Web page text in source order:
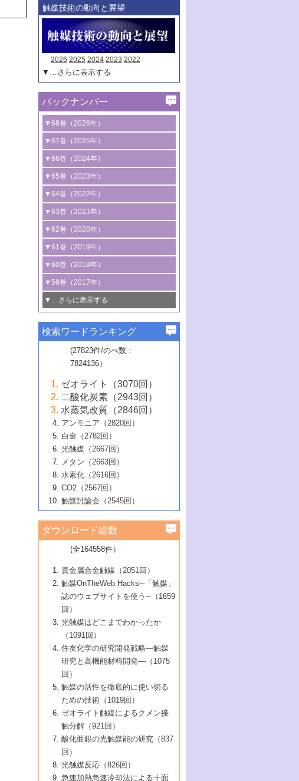
触媒技術の動向と展望
2026 2025 2024 2023 2022
▼…さらに表示する
バックナンバー
▼68巻（2026年）
1号 過酸化水素合成に関する研究動向
2号 コンピューター技術により加速する
触媒開発
3号 有機分子変換やCO 資源化のための
光触媒に関する最近の研究
B号 第137回触媒討論会（2026年）
▼67巻（2025年）
1号 CO
水素化によるグリーン燃料/グリ
ーンケミカル製造
2号 水素製造のための水分解技術に関す
る最近の研究
3号 オレフィン系樹脂の精密合成に関す
る最新技術
4号 アルコール類の効率的変換を実現す
る非貴金属触媒の研究動向
5号 ゼオライトの合成と応用における研
究動向
6号 ヘテロ接合界面
B号 第135回触媒討論会（2025年）
▼66巻（2024年）
1号 低次元ナノ構造を有する触媒材料
2号 規制反応場を活用した固体触媒研究
の新展開
3号 未踏分子変換を目指した酸化触媒プ
ロセスの最前線
4号 シンクロトロン放射光および中性子
線を利用した触媒解析技術の最先端
5号 単原子触媒
6号 参照触媒委員会からのお知らせ
B号 第133回触媒討論会（2023年）
▼65巻（2023年）
1号 炭素が関わる触媒機能
2号 プラスチックケミカルリサイクルの
ための触媒技術
3号 非酸化物系金属化合物を基盤とした
触媒材料の開発
4号 格子酸素・格子酸素欠陥を利用した
触媒反応
5号 生体触媒によるエネルギー変換反応
6号 窒素とリンの循環のための触媒・機
能性材料
▼64巻（2022年）
1号 合成ガス製造とCOを用いるケミカル
ズ合成の最新動向
2号 化学品合成のための合金触媒開発
3号 CO の排出削減および有効活用のた
めの触媒技術
4号 若手による情報発信企画～とびたて
若き触媒の研究者たち～（1）
若き触媒の研究者たち～（2）
6号 石油のノーブル・ユースを志向した
触媒技術
大学：オンライン・対面開催）
▼63巻（2021年）
1号 金触媒の新展開
2号 ペロブスカイト
3号 特殊反応場を利用した触媒的分子変
換反応
4号 多孔質材料を用いた触媒の新展開
5号 情報学的手法を用いた触媒開発
6号 カーボンニュートラルに向けた電解
技術
B号 第127回触媒討論会（2021年・オン
ライン開催(Zoom)のみ）
▼62巻（2020年）
1号 触媒設計を拓く欠陥構造のキャラク
タリゼーション
2号 機能化学品製造に資するクリーンな
触媒的酸化反応
3号 水処理のための触媒化学
4号 光触媒を用いた水分解の最新の研究
動向
5号 次世代の触媒プロセスを支えるマイ
6号 メタン転換技術の最新動向
B号 第125回触媒討論会（2020年・工学
院大学）
▼61巻（2019年）
1号 物質移動制御に着目した触媒プロセ
ス開発
2号 CO2 フリー水素サプライチェーンに
関わる触媒開発動向
3号 精密高分子合成に関する最近の研究
動向
4号 バイオマス化成品製造のための触媒
5号 固体触媒による含窒素有機化合物変
換の最前線
6号 貴金属使用量低減に向けた自動車排
ガス浄化触媒の開発
B号 第123回触媒討論会（2019年・大阪
▼60巻（2018年）
1号 固体酸触媒の最新の研究動向
2号 二酸化炭素からの有用化学品合成
3号 ナノ粒子・クラスター触媒の最前線
4号 60周年記念企画
5号 進化するゼオライト合成技術
6号 非貴金属系触媒における電気化学的
B号 第121回触媒討論会（2018年・東京
大学）
▼59巻（2017年）
1号 いたるところに，触媒
最先端技術
3号 無機分離膜材料の開発と触媒反応プ
ロセスへの適用
5号 水素のふるまいを解き明かす最先端
研究
6号 低級アルカンの有効利用のための触
媒技術
B号 第119回触媒討論会（2017年・首都
大学東京）
▼…さらに表示する
1号 ユニークな構造の高分子を生み出す触
2号 リグニンからの化成品製造に向けた触
媒技術
3号 触媒研究の最先端～とびたて若き研究
者たち～（1）
4号 触媒研究の最先端～とびたて若き研究
者たち～（2）
5号 触媒研究の最先端～とびたて若き研究
者たち～（3）
6号 イオニクス材料と燃料電池・電解合成
の最新の研究動向
B号 第117回触媒討論会（2016年・大阪府
立大学）
▼57巻（2015年）
1号 水素キャリアにかかわる触媒技術の新
2号 石油精製用触媒の最近の進展
3号 固体酸化物形燃料電池（SOFC）におけ
るアノード触媒上での燃料直接改質技術
4号 コアシェル構造の制御による触媒機能
5号 工業触媒およびその周辺技術の最近の
進歩
6号 ナノシート
B号 第115回触媒討論会（2015年・成蹊大
▼56巻（2014年）
2号 光触媒反応機構に関する最新の研究動
向
開発動向
4号 人工光合成に向けた近年のアプローチ
5号 未利用熱エネルギーの有効活用に貢献
する触媒技術
6号 ポリオキソメタレート
B号 第113回触媒討論会（2014年・ロワジ
ールホテル豊橋）
1号 高耐久性燃料電池システム用触媒にお
ける新展開
2号 リビングラジカル重合の最近の動向
3号 天然ガスの化学工業的展開に関する触
媒技術
4号 貴金属触媒の精密構造制御とその活用
5号 バイオマス化成品製造のための固体触
6号 ナノ空間─吸着状態解析から新機能開拓
B号 第111回触媒討論会（2013年・関西大
▼54巻（2012年）
1号 規則性多孔体の利用技術における最近
の進歩
2号 第109回触媒討論会
3号 貴金属低減技術の最新動向
4号 貴金属代替技術の最新動向
5号 光触媒による物質変換反応の新展開
6号 グラフェン
7号 水素を利用する化成品合成の新潮流
▼53巻（2011年）
1号 金属学から見る合金触媒の新展開
2号 第107回触媒討論会
3号 触媒のその場観察法の進歩（１）
4号 触媒のその場観察法の進歩（２）
5号 不活性結合の触媒的活性化による有機
合成
6号 新しい固体酸触媒技術
7号 ゼオライト合成における最近の進歩
▼52巻（2010年）
1号 触媒の劣化対策と長寿命触媒開発
2号 第105回触媒討論会
3号 ナノ構造が拓く新機能
4号 活性サイトおよびその環境の精密な設
計による触媒の高機能化
5号 触媒を有効に使うための技術
7号 有機分子触媒による精密有機合成
8号 高機能化ポリオレフィンに向けた重合
触媒の最近の進展
1号 炭素材料－熱い注目を集める材料－
2号 第103回触媒討論会
3号 環境浄化用光触媒の現状と課題
4号 水素社会の実現に向けた水素製造・貯
蔵技術の進歩
5号 CO2が関わる触媒・材料
7号 持続可能社会実現のための触媒および
触媒関連技術
▼50巻（2008年）
1号 触媒化学と学会のこの10年，半世紀，
そして未来
2号 第101回触媒討論会
4号 錯体を利用したユニークな表面構造の
構築と機能
5号 若手会員による触媒研究の未来展望1：
企業編
6号 第102回触媒討論会
7号 触媒・化学反応における計算化学の進
8号 若手研究者による触媒研究の未来展望
2：大学・研究所編
▼49巻（2007年）
1号 含フッ素化合物の合成と触媒
2号 第99回触媒討論会
3号 実用的ファインケミカル合成プロセス
を実現する触媒
5号 こんな物質，あんな物質―新たな触媒
の可能性―
7号 『結晶の化学』を活かした触媒研究
8号 イオン液体の応用
▼48巻（2006年）
1号 固体酸触媒の最近の進歩
2号 第97回触媒討論会
3号 リビング重合触媒の最近の展開
5号 水素製造・貯蔵のための触媒技術の新
しい展開
6号 第98回触媒討論会
7号 基礎化学品製造の触媒技術
8号 多機能型リアクター
1号 最近の触媒担体とその効果
2号 第95回触媒討論会
4号 水分解用光触媒材料
5号 時間分解分光の進歩と応用
6号 第96回触媒討論会
8号 超臨界流体を用いた化学プロセスの新
▼46巻（2004年）
1号 部分酸化反応触媒の最前線
2号 第93回触媒討論会
3号 特殊エネルギー場の触媒反応
4号 生体内における金属の触媒作用
5号 ファインケミカルズの展開に寄与する
6号 第94回触媒討論会
7号 サブナノレベルでみた新しい表面現象
8号 オレフィン重合触媒の新たな展
▼45巻（2003年）
1号 なぜこの触媒が良いのか？
2号 第91回触媒討論会
3号 最近の自動車排ガス処理技術
4号 触媒研究の現状と将来─第90回触媒討論
5号 基礎化学品製造の触媒技術
6号 第92回触媒討論会
7号 基礎化学品製造の触媒技術
8号 資源の循環と触媒技術
▼44巻（2002年）
1号 高次制御された触媒の化学
2号 第89回触媒討論会
3号 触媒を利用した電気化学の新展開
4号 ナノ材料の調製と機能化
5号 こんな触媒が欲しい
6号 第90回触媒討論会
7号 触媒研究と学術雑誌/情報
8号 若い世代からみた触媒化学の現状と未
▼43巻（2001年）
1号 グリーンケミストリーと触媒
2号 第87回触媒討論会特集号
3号 生体触媒とバイオプロセス
4号 水素製造・利用の触媒化学
5号 触媒研究における新しい切り口：コン
ビナトリアルケミストリー
6号 第88回触媒討論会特集号
7号 企業における触媒研究のブレークスル
8号 この材料を触媒として使ってみません
▼42巻（2000年）
1号 触媒反応工学の明日を拓く
2号 第85回触媒討論会
3号 反応ダイナミクス
5号 触媒のおもしろさをどのように伝える
6号 第86回触媒討論会
7号 水素化精製触媒の新しい展開
8号 新しい反応性と機能性を目指した金属
クラスタ-化学
▼41巻（1999年）
1号 孔、穴、あな?-特異な空間とその利用-
2号 第83回触媒討論会
3号 均一系触媒反応最前線
4号 実用炭素材料の新展開
5号 研究の方法論を考える
7号 機能性金属材料と触媒
8号 触媒研究へのNMRの応用と展望
▼40巻（1998年）
進展と21世紀への提言/創立40周年記念・触
媒学会この10年の歩みとこれから/創立40周
2号 第81回触媒討論会
3号 計算機触媒化学へのさそい
4号 触媒劣化の制御と予測
5号 最新の実用プロセスと触媒
6号 第82回触媒討論会
1号 均一系と不均一系触媒反応-その特徴と
接点
2号 第79回触媒討論会
3号 最新NO除去触媒の実用化研究
4号 新しい反応場を目指した触媒調製
5号 反応・分離技術の新しい展開
6号 第80回触媒討論会
▼38巻（1996年）
1号 触媒の構造と触媒作用/C1化学を中心と
する21世紀への触媒
3号 オリンピックメダル:金・銀・銅はどん
な触媒作用を示すか
4号 触媒作用における機能の複合化
▼37巻（1995年）
1号 ファインケミカルズと固体触媒
2号 第75回触媒討論会
3号 希土類を利用した触媒
4号 触媒とリサイクル
5号 エネルギー変換触媒
▼36巻（1994年）
1号 電気化学と触媒
2号 第73回触媒討論会
3号 C4化学の展開
4号 《通常号》
▼35巻（1993年）
1号 工業触媒開発マニュアル―探索から工
業化まで
2号 第71回触媒討論会
▼34巻（1992年）
1号 インパクトを与えたこの研究
2号 第69回触媒討論会
▼33巻（1991年）
1号 触媒プロセス開発マニュアル―探索か
▼32巻（1990年）
検索ワードランキング
(27823件/のべ数：
7824136）
ゼオライト（3070回）
二酸化炭素（2943回）
水蒸気改質（2846回）
アンモニア（2820回）
白金（2782回）
光触媒（2667回）
メタン（2663回）
水素化（2616回）
CO2（2567回）
触媒討論会（2545回）
ダウンロード総数
(全164558件）
貴金属合金触媒（2051回）
触媒OnTheWeb Hacks─「触媒」
誌のウェブサイトを使う─（1659
回）
光触媒はどこまでわかったか
（1091回）
住友化学の研究開発戦略―触媒
研究と高機能材料開発―（1075
回）
触媒の活性を徹底的に使い切る
ための技術（1019回）
ゼオライト触媒によるクメン接
触分解（921回）
酸化亜鉛の光触媒能の研究（837
回）
光触媒反応（826回）
急速加熱急速冷却法による十面